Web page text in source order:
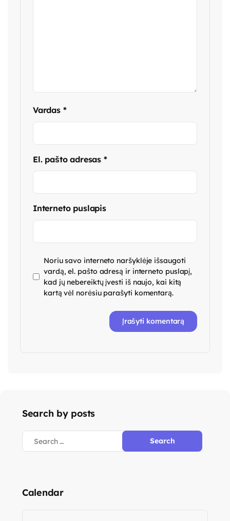
Vardas *
El. pašto adresas *
Interneto puslapis
Noriu savo interneto naršyklėje išsaugoti
vardą, el. pašto adresą ir interneto puslapį,
kad jų nebereiktų įvesti iš naujo, kai kitą
kartą vėl norėsiu parašyti komentarą.
Search by posts
Calendar